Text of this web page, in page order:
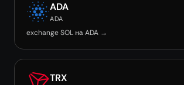
ADA
ADA
exchange SOL на ADA →
TRX